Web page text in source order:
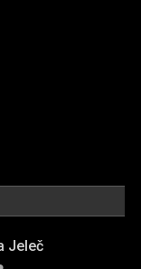
Jeleč